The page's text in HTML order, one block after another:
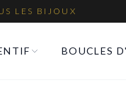
LES BIJOUX
BOUCLES